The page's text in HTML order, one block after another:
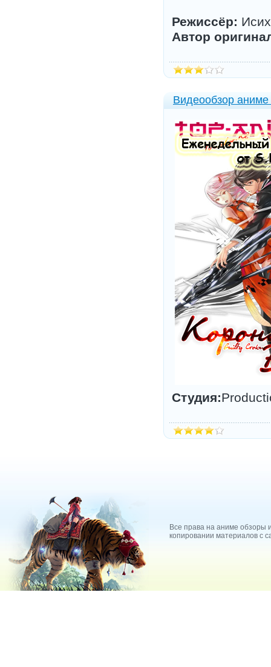
Режиссёр:
Автор
Видеообзор
Студия:
Все права на аниме обзоры
копировании материалов с